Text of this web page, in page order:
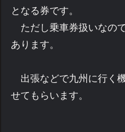
となる券です。
ただし乗車券扱いなの
あります。
出張などで九州に行く
せてもらいます。